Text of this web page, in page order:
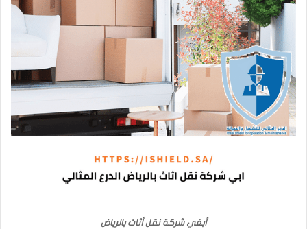
أبغي شركة نقل أثاث بالرياض